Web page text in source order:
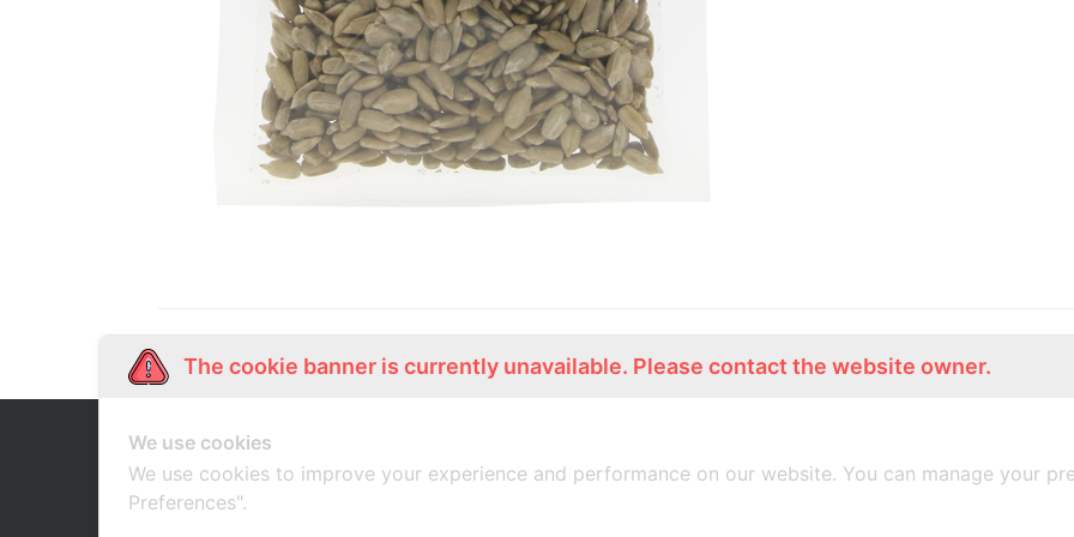
Our Story
เกี่ยวกับเรา ช้อปออนไลน์ สมัครงาน ร้านอาหารอินทรีย์
The cookie banner is currently unavailable. Please contact the website owner.
We use cookies
We use cookies to improve your experience and performance on our website. You can manage your
Preferences".